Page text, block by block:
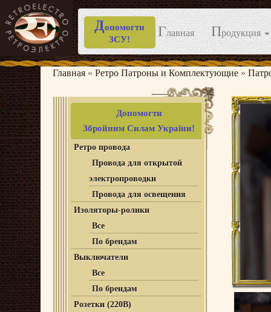
Перейти
содержимому
Допомогти
ЗСУ!
Главная Продукция
Главная » Ретро Патроны и Комплектующие »
Допомогти
Збройним Силам України!
Ретро провода
Провода для открытой
электропроводки
Провода для освещения
Изоляторы-ролики
Все
По брендам
Выключатели
Все
По брендам
Розетки (220В)